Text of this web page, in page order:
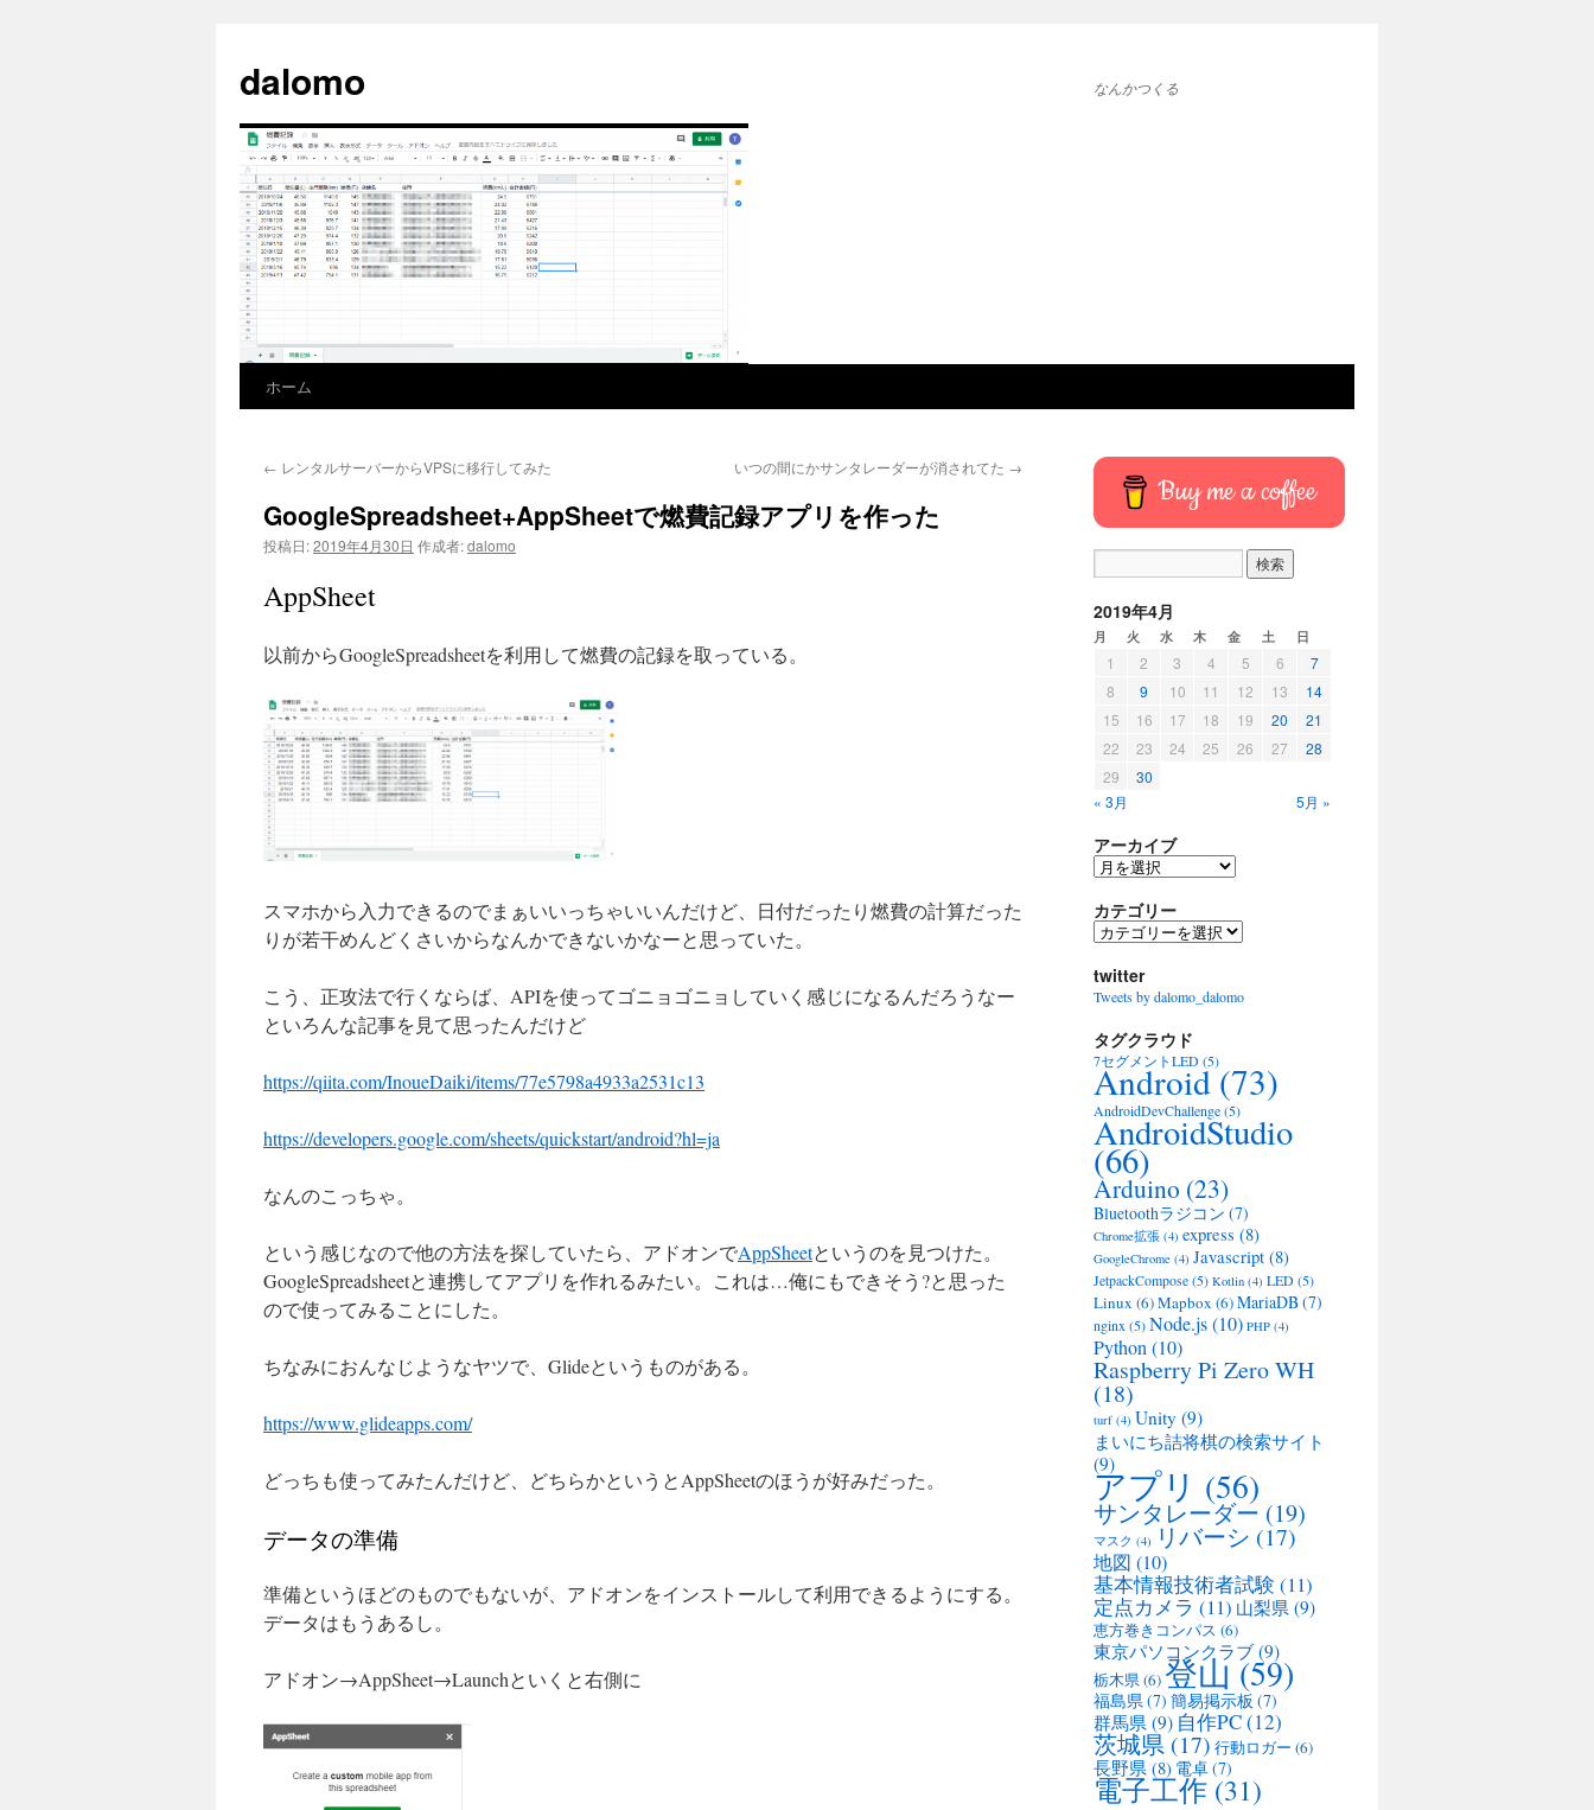
テ
ン
へ
ス
キ
ッ
プ
dalomo なんかつくる
ホーム
← レンタルサーバーからVPSに移行してみた いつの間にかサンタレーダーが消されてた →
GoogleSpreadsheet+AppSheetで燃費記録アプリを作った
投稿日:2019年4月30日 作成者:dalomo
AppSheet
以前からGoogleSpreadsheetを利用して燃費の記録を取っている。
スマホから入力できるのでまぁいいっちゃいいんだけど、日付だったり燃費の計算だった
りが若干めんどくさいからなんかできないかなーと思っていた。
こう、正攻法で行くならば、APIを使ってゴニョゴニョしていく感じになるんだろうなー
といろんな記事を見て思ったんだけど
https://qiita.com/InoueDaiki/items/77e5798a4933a2531c13
https://developers.google.com/sheets/quickstart/android?hl=ja
なんのこっちゃ。
という感じなので他の方法を探していたら、アドオンでAppSheetというのを見つけた。
GoogleSpreadsheetと連携してアプリを作れるみたい。これは…俺にもできそう?と思った
ので使ってみることにした。
ちなみにおんなじようなヤツで、Glideというものがある。
https://www.glideapps.com/
どっちも使ってみたんだけど、どちらかというとAppSheetのほうが好みだった。
データの準備
準備というほどのものでもないが、アドオンをインストールして利用できるようにする。
データはもうあるし。
アドオン→AppSheet→Launchといくと右側に
Buy me a coffee
2019年4月
月 火 水 木 金 土 日
1 2 3 4 5 6
7
8
9 10 11 12 13
14
15
16 17 18 19 20
21
22
23 24 25 26 27
28
29
30
« 3月
5月 »
アーカイブ
ア
カ
イ
カテゴリー
カ
ゴ
リ
twitter
Tweets by dalomo_dalomo
タグクラウド
7セグメントLED(5)
Android(73)
AndroidDevChallenge(5)
AndroidStudio
(66)
Arduino (23)
Bluetoothラジコン (7)
Chrome拡張 (4) express (8)
GoogleChrome (4) Javascript (8)
JetpackCompose(5) Kotlin (4) LED(5)
Linux (6)Mapbox (6)MariaDB(7)
nginx (5)Node.js(10) PHP (4)
Python(10)
Raspberry Pi Zero WH
(18)
turf (4) Unity (9)
まいにち詰将棋の検索サイト
(9)
アプリ (56)
サンタレーダー (19)
マスク (4) リバーシ (17)
地図 (10)
基本情報技術者試験 (11)
定点カメラ (11) 山梨県 (9)
恵方巻きコンパス (6)
東京パソコンクラブ (9)
栃木県(6)登山 (59)
福島県(7) 簡易掲示板 (7)
群馬県 (9) 自作PC(12)
茨城県 (17) 行動ロガー (6)
長野県 (8) 電卓(7)
電子工作 (31)